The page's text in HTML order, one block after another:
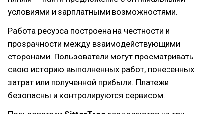
условиями и зарплатными возможностями.
Работа ресурса построена на честности и
прозрачности между взаимодействующими
сторонами. Пользователи могут просматривать
свою историю выполненных работ, понесенных
затрат или полученной прибыли. Платежи
безопасны и контролируются сервисом.